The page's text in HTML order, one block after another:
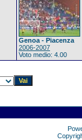
Genoa - Piacenza
2006-2007
Voto medio: 4.00